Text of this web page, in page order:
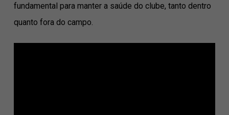
fundamental para manter a saúde do clube, tanto dentro
quanto fora do campo.